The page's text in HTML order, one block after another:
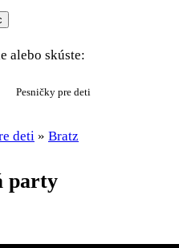
alebo skúste:
Pesničky pre deti
deti » Bratz
party